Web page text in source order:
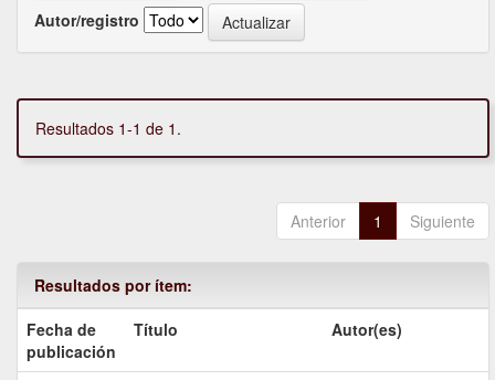
Autor/registro
Resultados 1-1 de 1.
Anterior 1 Siguiente
Resultados por ítem:
Fecha de
publicación
Título Autor(es)